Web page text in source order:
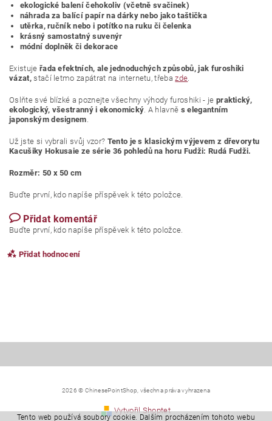
ekologické balení čehokoliv (včetně svačinek)
náhrada za balící papír na dárky nebo jako taštička
utěrka, ručník nebo i potítko na ruku či čelenka
krásný samostatný suvenýr
módní doplněk či dekorace
Existuje řada efektních, ale jednoduchých způsobů, jak furoshiki
vázat,stačí letmo zapátrat na internetu, třebazde.
Oslňte své blízké a poznejte všechny výhody furoshiki - je praktický,
ekologický, všestranný i ekonomický. A hlavně s elegantním
japonským designem.
Už jste si vybrali svůj vzor? Tento je s klasickým výjevem z dřevorytu
Kacušiky Hokusaie ze série 36 pohledů na horu Fudži: Rudá Fudži.
Rozměr: 50 x 50 cm
Buďte první, kdo napíše příspěvek k této položce.
Přidat komentář
Buďte první, kdo napíše příspěvek k této položce.
Přidat hodnocení
2026 © ChinesePointShop, všechna práva vyhrazena
Vytvořil Shoptet
Tento web používá soubory cookie. Dalším procházením tohoto webu